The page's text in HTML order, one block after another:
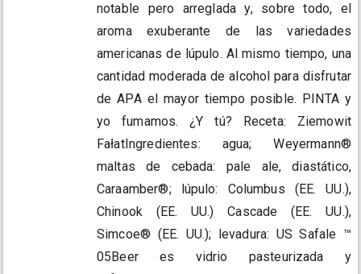
notable pero arreglada y, sobre todo, el
aroma exuberante de las variedades
americanas de lúpulo. Al mismo tiempo, una
cantidad moderada de alcohol para disfrutar
de APA el mayor tiempo posible. PINTA y
yo fumamos. ¿Y tú? Receta: Ziemowit
FałatIngredientes: agua; Weyermann®
maltas de cebada: pale ale, diastático,
Caraamber®; lúpulo: Columbus (EE. UU.),
Chinook (EE. UU.) Cascade (EE. UU.),
Simcoe® (EE. UU.); levadura: US Safale ™
05Beer es vidrio pasteurizada y